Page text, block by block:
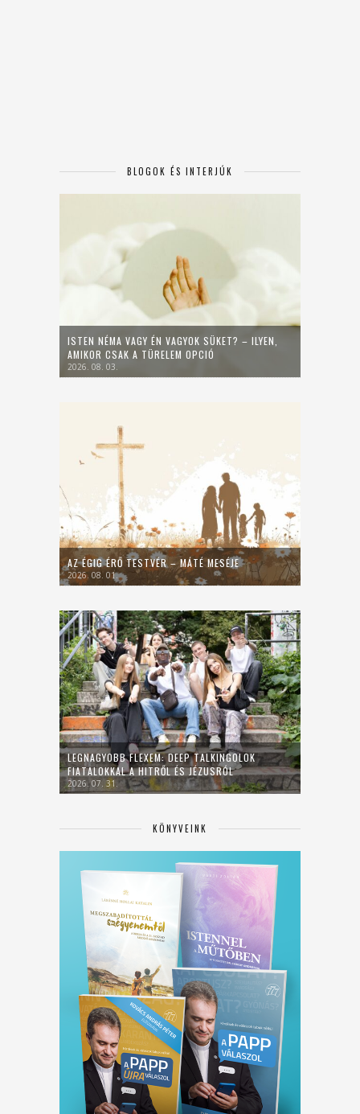
BLOGOK ÉS INTERJÚK
ISTEN NÉMA VAGY ÉN VAGYOK SÜKET? – ILYEN,
AMIKOR CSAK A TÜRELEM OPCIÓ
2026. 08. 03.
AZ ÉGIG ÉRŐ TESTVÉR – MÁTÉ MESÉJE
2026. 08. 01.
LEGNAGYOBB FLEXEM: DEEP TALKINGOLOK
FIATALOKKAL A HITRŐL ÉS JÉZUSRÓL
2026. 07. 31.
KÖNYVEINK